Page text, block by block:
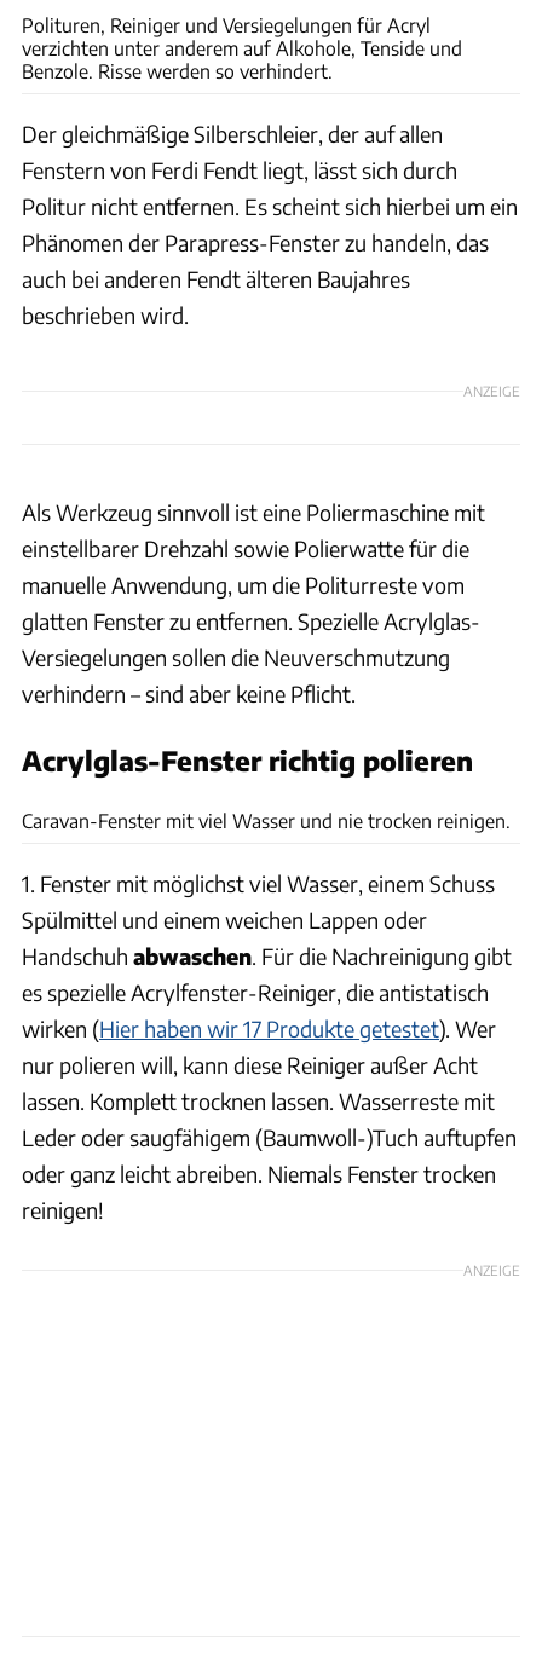
Polituren, Reiniger und Versiegelungen für Acryl
verzichten unter anderem auf Alkohole, Tenside und
Benzole. Risse werden so verhindert.
Der gleichmäßige Silberschleier, der auf allen
Fenstern von Ferdi Fendt liegt, lässt sich durch
Politur nicht entfernen. Es scheint sich hierbei um ein
Phänomen der Parapress-Fenster zu handeln, das
auch bei anderen Fendt älteren Baujahres
beschrieben wird.
ANZEIGE
Als Werkzeug sinnvoll ist eine Poliermaschine mit
einstellbarer Drehzahl sowie Polierwatte für die
manuelle Anwendung, um die Politurreste vom
glatten Fenster zu entfernen. Spezielle Acrylglas-
Versiegelungen sollen die Neuverschmutzung
verhindern – sind aber keine Pflicht.
Acrylglas-Fenster richtig polierenAndreas Becker
Caravan-Fenster mit viel Wasser und nie trocken reinigen.
1. Fenster mit möglichst viel Wasser, einem Schuss
Spülmittel und einem weichen Lappen oder
Handschuh abwaschen. Für die Nachreinigung gibt
es spezielle Acrylfenster-Reiniger, die antistatisch
wirken (Hier haben wir 17 Produkte getestet). Wer
nur polieren will, kann diese Reiniger außer Acht
lassen. Komplett trocknen lassen. Wasserreste mit
Leder oder saugfähigem (Baumwoll-)Tuch auftupfen
oder ganz leicht abreiben. Niemals Fenster trocken
reinigen!
ANZEIGE